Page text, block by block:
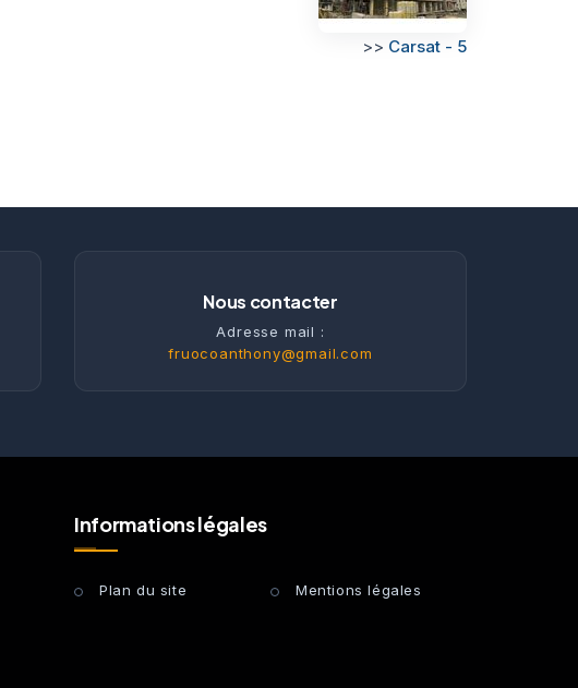
>> Carsat - 5
Nous contacter
Adresse mail :
fruocoanthony@gmail.com
Informations légales
Plan du site Mentions légales